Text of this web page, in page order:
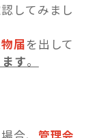
してみまし
届を出して
す。